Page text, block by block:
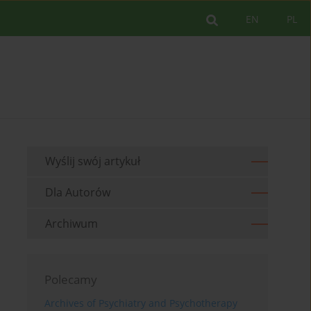
PL
EN
Wyślij swój artykuł
Dla Autorów
Archiwum
Polecamy
Archives of Psychiatry and Psychotherapy